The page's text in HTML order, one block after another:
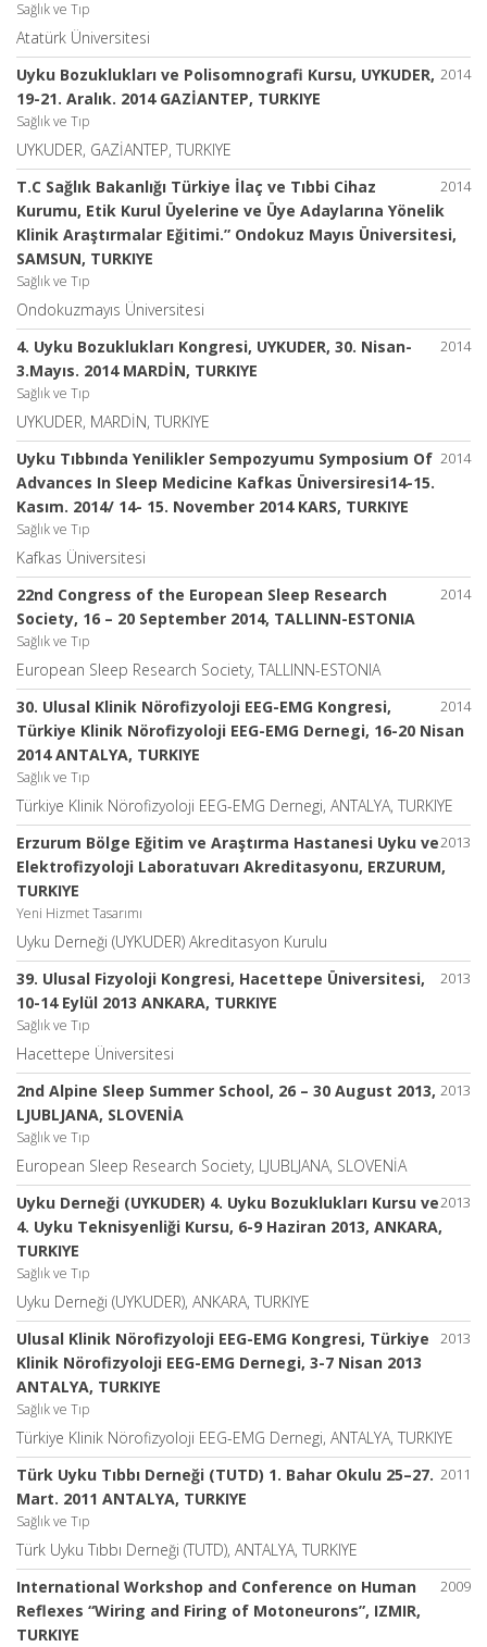
Sağlık ve Tıp
Atatürk Üniversitesi
2014
Uyku Bozuklukları ve Polisomnografi Kursu, UYKUDER,
19-21. Aralık. 2014 GAZİANTEP, TURKIYE
Sağlık ve Tıp
UYKUDER, GAZİANTEP, TURKIYE
2014
T.C Sağlık Bakanlığı Türkiye İlaç ve Tıbbi Cihaz
Kurumu, Etik Kurul Üyelerine ve Üye Adaylarına Yönelik
Klinik Araştırmalar Eğitimi.” Ondokuz Mayıs Üniversitesi,
SAMSUN, TURKIYE
Sağlık ve Tıp
Ondokuzmayıs Üniversitesi
2014
4. Uyku Bozuklukları Kongresi, UYKUDER, 30. Nisan-
3.Mayıs. 2014 MARDİN, TURKIYE
Sağlık ve Tıp
UYKUDER, MARDİN, TURKIYE
2014
Uyku Tıbbında Yenilikler Sempozyumu Symposium Of
Advances In Sleep Medicine Kafkas Üniversiresi14-15.
Kasım. 2014/ 14- 15. November 2014 KARS, TURKIYE
Sağlık ve Tıp
Kafkas Üniversitesi
2014
22nd Congress of the European Sleep Research
Society, 16 – 20 September 2014, TALLINN-ESTONIA
Sağlık ve Tıp
European Sleep Research Society, TALLINN-ESTONIA
2014
30. Ulusal Klinik Nörofizyoloji EEG-EMG Kongresi,
Türkiye Klinik Nörofizyoloji EEG-EMG Dernegi, 16-20 Nisan
2014 ANTALYA, TURKIYE
Sağlık ve Tıp
Türkiye Klinik Nörofizyoloji EEG-EMG Dernegi, ANTALYA, TURKIYE
2013
Erzurum Bölge Eğitim ve Araştırma Hastanesi Uyku ve
Elektrofizyoloji Laboratuvarı Akreditasyonu, ERZURUM,
TURKIYE
Yeni Hizmet Tasarımı
Uyku Derneği (UYKUDER) Akreditasyon Kurulu
2013
39. Ulusal Fizyoloji Kongresi, Hacettepe Üniversitesi,
10-14 Eylül 2013 ANKARA, TURKIYE
Sağlık ve Tıp
Hacettepe Üniversitesi
2013
2nd Alpine Sleep Summer School, 26 – 30 August 2013,
LJUBLJANA, SLOVENİA
Sağlık ve Tıp
European Sleep Research Society, LJUBLJANA, SLOVENİA
2013
Uyku Derneği (UYKUDER) 4. Uyku Bozuklukları Kursu ve
4. Uyku Teknisyenliği Kursu, 6-9 Haziran 2013, ANKARA,
TURKIYE
Sağlık ve Tıp
Uyku Derneği (UYKUDER), ANKARA, TURKIYE
2013
Ulusal Klinik Nörofizyoloji EEG-EMG Kongresi, Türkiye
Klinik Nörofizyoloji EEG-EMG Dernegi, 3-7 Nisan 2013
ANTALYA, TURKIYE
Sağlık ve Tıp
Türkiye Klinik Nörofizyoloji EEG-EMG Dernegi, ANTALYA, TURKIYE
2011
Türk Uyku Tıbbı Derneği (TUTD) 1. Bahar Okulu 25–27.
Mart. 2011 ANTALYA, TURKIYE
Sağlık ve Tıp
Türk Uyku Tıbbı Derneği (TUTD), ANTALYA, TURKIYE
2009
International Workshop and Conference on Human
Reflexes “Wiring and Firing of Motoneurons”, IZMIR,
TURKIYE